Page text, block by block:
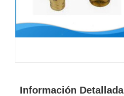
Información Detallada